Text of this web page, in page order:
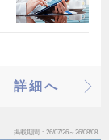
詳細へ
掲載期間 26/07/26～26/08/08